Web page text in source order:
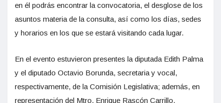
en él podrás encontrar la convocatoria, el desglose de los
asuntos materia de la consulta, así como los días, sedes
y horarios en los que se estará visitando cada lugar.
En el evento estuvieron presentes la diputada Edith Palma
y el diputado Octavio Borunda, secretaria y vocal,
respectivamente, de la Comisión Legislativa; además, en
representación del Mtro. Enrique Rascón Carrillo,